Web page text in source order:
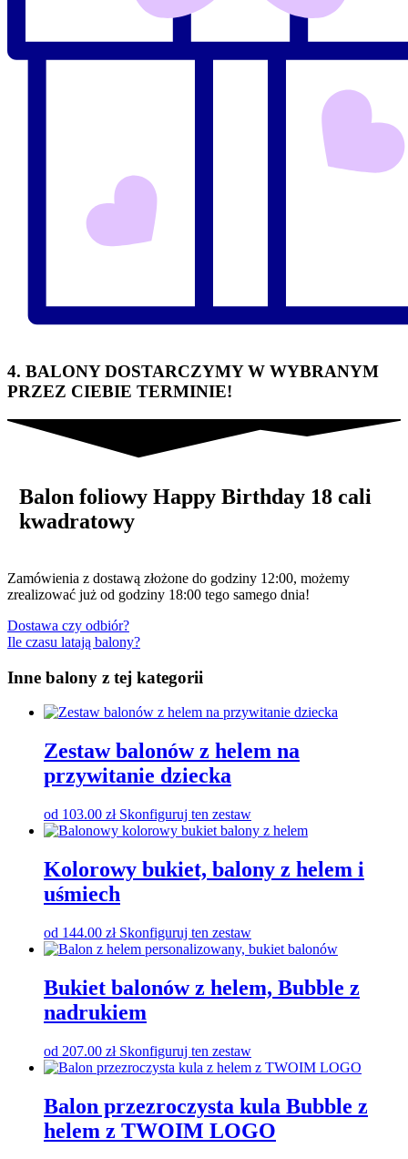
4. BALONY DOSTARCZYMY W WYBRANYM
PRZEZ CIEBIE TERMINIE!
Balon foliowy Happy Birthday 18 cali
kwadratowy
Zamówienia z dostawą złożone do godziny 12:00, możemy
zrealizować już od godziny 18:00 tego samego dnia!
Dostawa czy odbiór?
Ile czasu latają balony?
Inne balony z tej kategorii
Zestaw balonów z helem na
przywitanie dziecka
od 103.00 zł Skonfiguruj ten zestaw
Kolorowy bukiet, balony z helem i
uśmiech
od 144.00 zł Skonfiguruj ten zestaw
Bukiet balonów z helem, Bubble z
nadrukiem
od 207.00 zł Skonfiguruj ten zestaw
Balon przezroczysta kula Bubble z
helem z TWOIM LOGO